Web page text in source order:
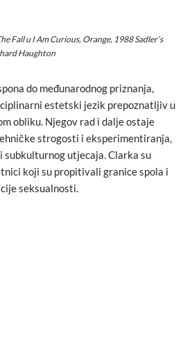
FalluI Am Curious, Orange, 1988 Sadler’s
Haughton
do međunarodnog priznanja,
estetski jezik prepoznatljiv u
obliku. Njegov rad i dalje ostaje
strogosti i eksperimentiranja,
utjecaja. Clarka su
koji su propitivali granice spola i
seksualnosti.